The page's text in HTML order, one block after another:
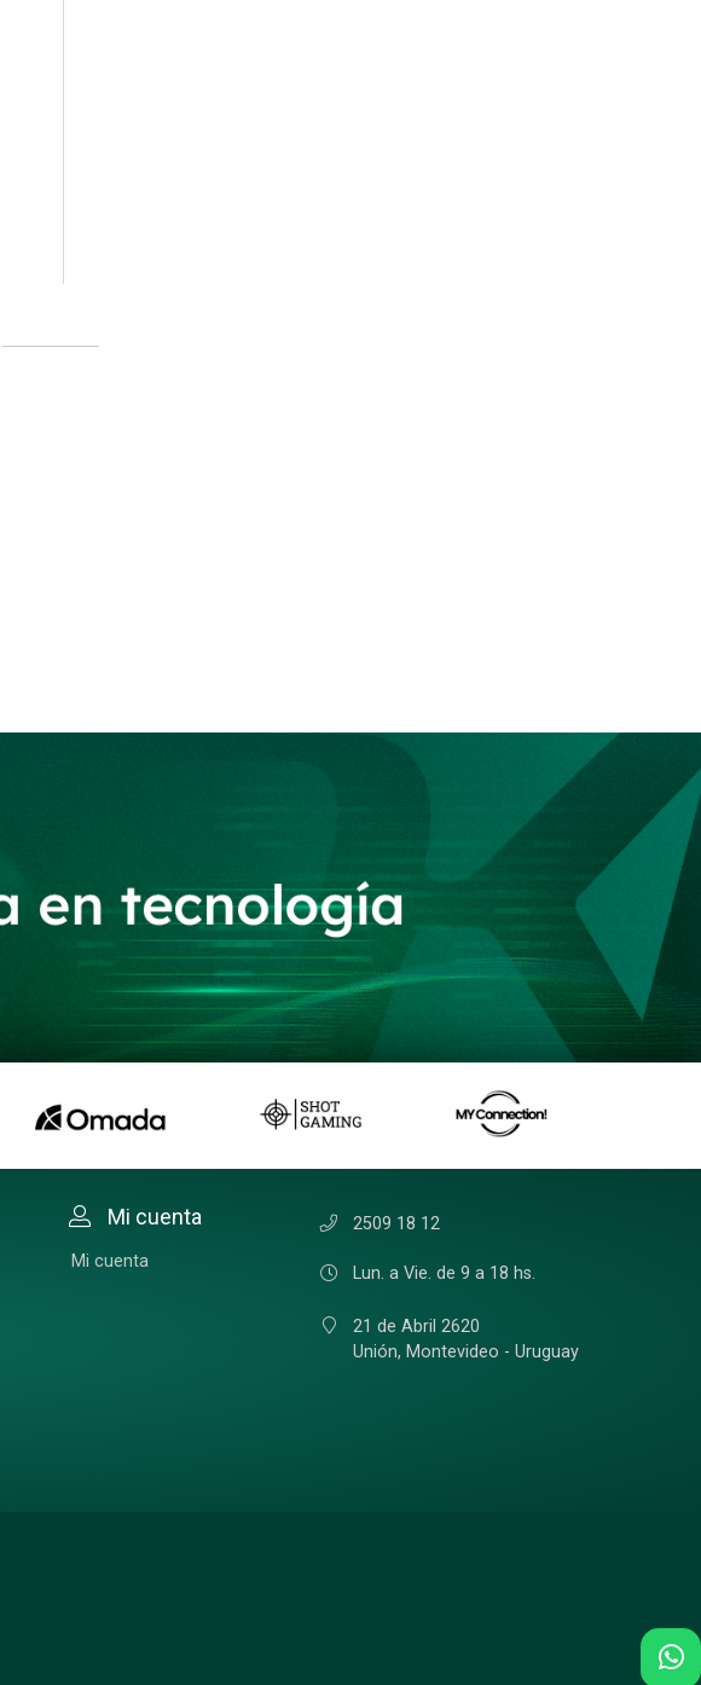
Mi cuenta
Mi cuenta
2509 18 12
Lun. a Vie. de 9 a 18 hs.
21 de Abril 2620
Unión, Montevideo - Uruguay